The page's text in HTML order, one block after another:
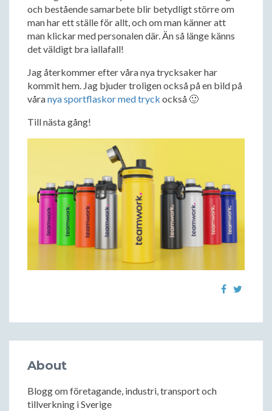
och bestående samarbete blir betydligt större om
man har ett ställe för allt, och om man känner att
man klickar med personalen där. Än så länge känns
det väldigt bra iallafall!
Jag återkommer efter våra nya trycksaker har
kommit hem. Jag bjuder troligen också på en bild på
våranya sportflaskor med tryck också 🙂
Till nästa gång!
About
Blogg om företagande, industri, transport och
tillverkning i Sverige